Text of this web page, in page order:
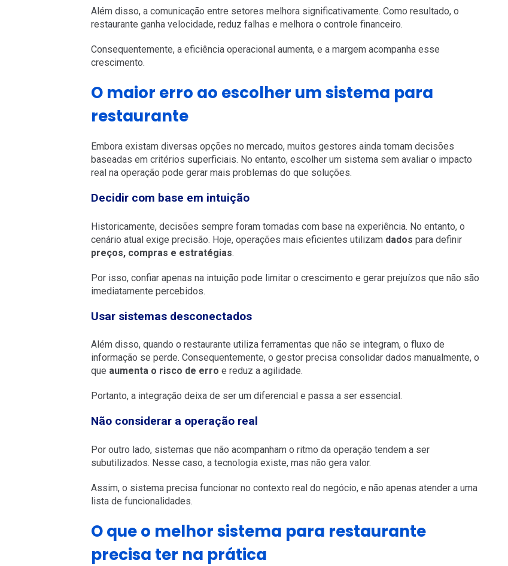
Além disso, a comunicação entre setores melhora significativamente. Como resultado, o
restaurante ganha velocidade, reduz falhas e melhora o controle financeiro.
Consequentemente, a eficiência operacional aumenta, e a margem acompanha esse
crescimento.
O maior erro ao escolher um sistema para
restaurante
Embora existam diversas opções no mercado, muitos gestores ainda tomam decisões
baseadas em critérios superficiais. No entanto, escolher um sistema sem avaliar o impacto
real na operação pode gerar mais problemas do que soluções.
Decidir com base em intuição
Historicamente, decisões sempre foram tomadas com base na experiência. No entanto, o
cenário atual exige precisão. Hoje, operações mais eficientes utilizam dados para definir
preços, compras e estratégias.
Por isso, confiar apenas na intuição pode limitar o crescimento e gerar prejuízos que não são
imediatamente percebidos.
Usar sistemas desconectados
Além disso, quando o restaurante utiliza ferramentas que não se integram, o fluxo de
informação se perde. Consequentemente, o gestor precisa consolidar dados manualmente, o
que aumenta o risco de erro e reduz a agilidade.
Portanto, a integração deixa de ser um diferencial e passa a ser essencial.
Não considerar a operação real
Por outro lado, sistemas que não acompanham o ritmo da operação tendem a ser
subutilizados. Nesse caso, a tecnologia existe, mas não gera valor.
Assim, o sistema precisa funcionar no contexto real do negócio, e não apenas atender a uma
lista de funcionalidades.
O que o melhor sistema para restaurante
precisa ter na prática